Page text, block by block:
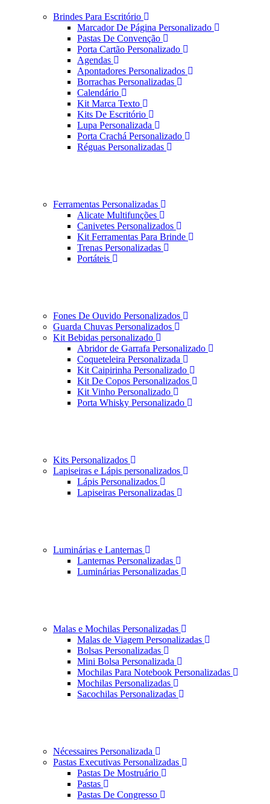
Brindes Para Escritório
Marcador De Página Personalizado
Pastas De Convenção
Porta Cartão Personalizado
Agendas
Apontadores Personalizados
Borrachas Personalizadas
Calendário
Kit Marca Texto
Kits De Escritório
Lupa Personalizada
Porta Crachá Personalizado
Réguas Personalizadas
Ferramentas Personalizadas
Alicate Multifunções
Canivetes Personalizados
Kit Ferramentas Para Brinde
Trenas Personalizadas
Portáteis
Fones De Ouvido Personalizados
Guarda Chuvas Personalizados
Kit Bebidas personalizado
Abridor de Garrafa Personalizado
Coqueteleira Personalizada
Kit Caipirinha Personalizado
Kit De Copos Personalizados
Kit Vinho Personalizado
Porta Whisky Personalizado
Kits Personalizados
Lapiseiras e Lápis personalizados
Lápis Personalizados
Lapiseiras Personalizadas
Luminárias e Lanternas
Lanternas Personalizadas
Luminárias Personalizadas
Malas e Mochilas Personalizadas
Malas de Viagem Personalizadas
Bolsas Personalizadas
Mini Bolsa Personalizada
Mochilas Para Notebook Personalizadas
Mochilas Personalizadas
Sacochilas Personalizadas
Nécessaires Personalizada
Pastas Executivas Personalizadas
Pastas De Mostruário
Pastas
Pastas De Congresso